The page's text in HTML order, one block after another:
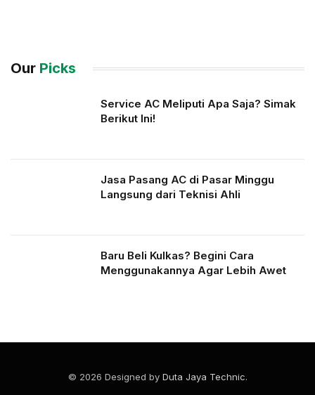
Our Picks
Service AC Meliputi Apa Saja? Simak
Berikut Ini!
Jasa Pasang AC di Pasar Minggu
Langsung dari Teknisi Ahli
Baru Beli Kulkas? Begini Cara
Menggunakannya Agar Lebih Awet
© 2026 Designed by Duta Jaya Technic.